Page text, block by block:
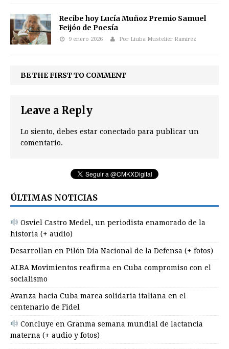
Recibe hoy Lucía Muñoz Premio Samuel
Feijóo de Poesía
9 enero 2026 Por Liuba Mustelier Ramirez
BE THE FIRST TO COMMENT
Leave a Reply
Lo siento, debes estar conectado para publicar un
comentario.
ÚLTIMAS NOTICIAS
Osviel Castro Medel, un periodista enamorado de la
historia (+ audio)
Desarrollan en Pilón Día Nacional de la Defensa (+ fotos)
ALBA Movimientos reafirma en Cuba compromiso con el
socialismo
Avanza hacia Cuba marea solidaria italiana en el
centenario de Fidel
Concluye en Granma semana mundial de lactancia
materna (+ audio y fotos)